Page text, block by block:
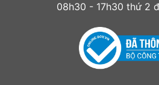
08h30 - 17h30 thứ 2